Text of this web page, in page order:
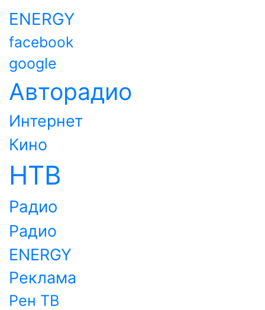
ENERGY
facebook
google
Авторадио
Интернет
Кино
НТВ
Радио
Радио
ENERGY
Реклама
Рен ТВ